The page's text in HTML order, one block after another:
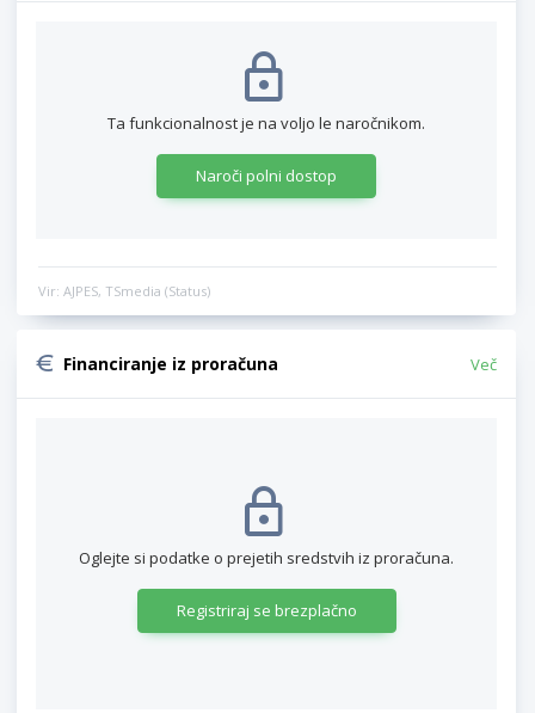
Ta funkcionalnost je na voljo le naročnikom.
Naroči polni dostop
Vir: AJPES, TSmedia (Status)
Financiranje iz proračuna Več
Oglejte si podatke o prejetih sredstvih iz proračuna.
Registriraj se brezplačno